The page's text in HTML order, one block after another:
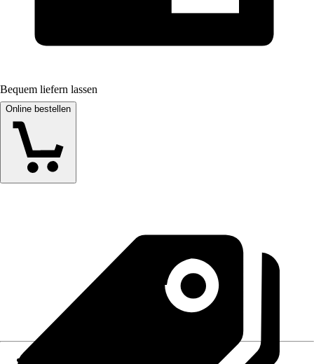
Bequem liefern lassen
Online bestellen